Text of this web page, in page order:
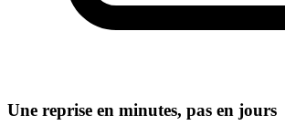
Une reprise en minutes, pas en jours